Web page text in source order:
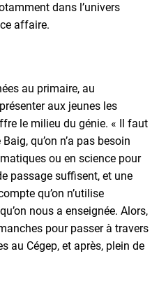
dans l’univers
affaire.
au primaire, au
aux jeunes les
le milieu du génie. « Il faut
qu’on n’a pas besoin
ou en science pour
passage suffisent, et une
qu’on n’utilise
nous a enseignée. Alors,
pour passer à travers
au Cégep, et après, plein de